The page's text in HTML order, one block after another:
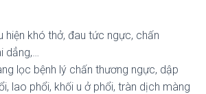
hiện khó thở, đau tức ngực, chấn
lọc bệnh lý chấn thương ngực, dập
lao phổi, khối u ở phổi, tràn dịch màng